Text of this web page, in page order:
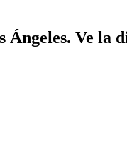
Ángeles. Ve la